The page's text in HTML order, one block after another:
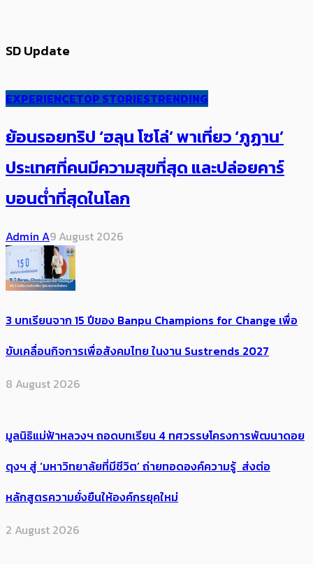
SD Update
EXPERIENCETOP STORIESTRENDING
ย้อนรอยทริป ‘ฮลุน โซโล่’ ​​พาเที่ยว ‘ภูฏาน’
ประเทศ​ที่คน​มีความสุข​ที่สุด​​ และปล่อยคาร์​
บอนต่ำที่สุดในโลก
Admin A9 August 2026
3 บทเรียนจาก 15 ปีของ Banpu Champions for Change เพื่อ
ขับเคลื่อนกิจการเพื่อสังคมไทย ในงาน Sustrends 2027
8 August 2026
มูลนิธิแม่ฟ้าหลวงฯ ถอดบทเรียน 4 ทศวรรษโครงการพัฒนาดอย
ตุงฯ สู่ ‘มหาวิทยาลัยที่มีชีวิต’ ถ่ายทอดองค์ความรู้ ส่งต่อ
หลักสูตรความยั่งยืนให้องค์กรยุคใหม่
2 August 2026